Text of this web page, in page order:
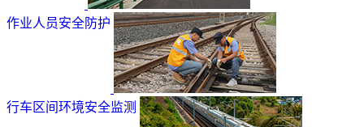
作业人员安全防护
行车区间环境安全监测